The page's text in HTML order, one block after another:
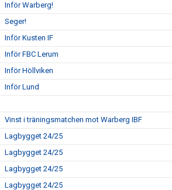
Inför Warberg!
Seger!
Inför Kusten IF
Inför FBC Lerum
Inför Höllviken
Inför Lund
Vinst i träningsmatchen mot Warberg IBF
Lagbygget 24/25
Lagbygget 24/25
Lagbygget 24/25
Lagbygget 24/25